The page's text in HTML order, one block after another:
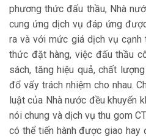
phương thức đấu thầu, Nhà
cung ứng dịch vụ đáp ứng
ra và với mức giá dịch vụ cạnh
thức đặt hàng, việc đấu thầu
sách, tăng hiệu quả, chất
đổ vấy trách nhiệm cho nhau.
luật của Nhà nước đều khuyến
nói chung và dịch vụ thu gom
có thể tiến hành được giao